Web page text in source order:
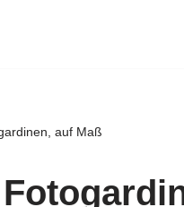
auf Maß